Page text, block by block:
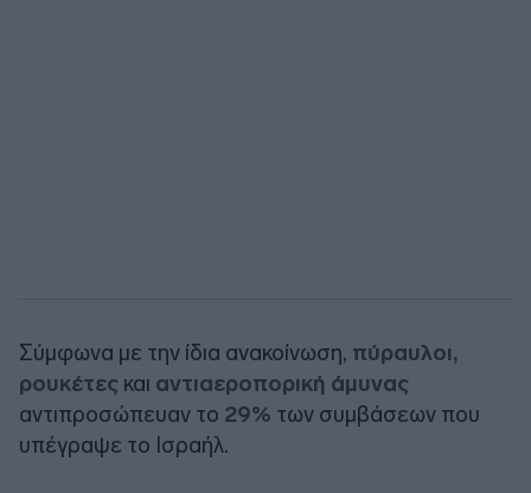
Σύμφωνα με την ίδια ανακοίνωση, πύραυλοι,
ρουκέτες και αντιαεροπορική άμυνας
αντιπροσώπευαν το 29% των συμβάσεων που
υπέγραψε το Ισραήλ.